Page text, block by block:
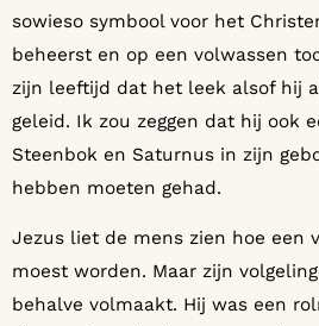
sowieso symbool voor het
beheerst en op een volwassen
zijn leeftijd dat het leek alsof hij
geleid. Ik zou zeggen dat hij ook
Steenbok en Saturnus in zijn
hebben moeten gehad.
Jezus liet de mens zien hoe een
moest worden. Maar zijn
behalve volmaakt. Hij was een